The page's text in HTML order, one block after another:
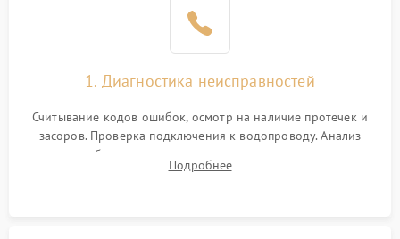
1. Диагностика неисправностей
Считывание кодов ошибок, осмотр на наличие протечек и
засоров. Проверка подключения к водопроводу. Анализ
жалоб на отсутствие слива, нагрева, вращения
разбрызгивателей или срабатывание системы защиты
Подробнее